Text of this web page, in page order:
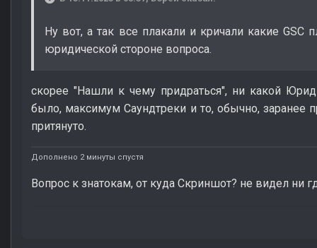
Ну вот, а так все плакали и кричали какие GSC
юридической стороне вопроса.
скорее "Нашли к чему придраться", ни какой
было, максимум Саундтреки и то, обычно, заранее
притянуто.
Дополнено 2 минуты спустя
Вопрос к знатокам, от куда Скриншот? не видел ни